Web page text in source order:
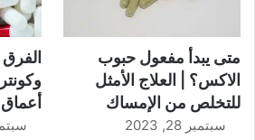
متى يبدأ مفعول حبوب
الاكس؟ | العلاج الأمثل
للتخلص من الإمساك
سبتمبر 28, 2023 سبتمبر